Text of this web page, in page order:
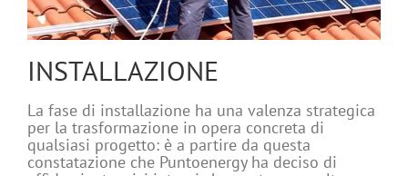
INSTALLAZIONE
La fase di installazione ha una valenza strategica
per la trasformazione in opera concreta di
qualsiasi progetto: è a partire da questa
constatazione che Puntoenergy ha deciso di